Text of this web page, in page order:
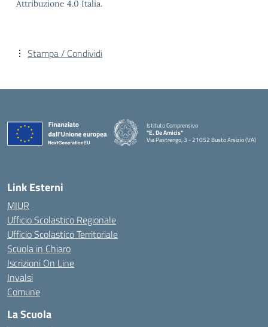
Attribuzione 4.0 Italia.
Stampa / Condividi
Istituto Comprensivo
"E. De Amicis"
Via Pastrengo, 3 - 21052 Busto Arsizio (VA)
Link Esterni
MIUR
Ufficio Scolastico Regionale
Ufficio Scolastico Territoriale
Scuola in Chiaro
Iscrizioni On Line
Invalsi
Comune
La Scuola